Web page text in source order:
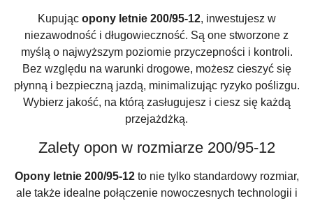
Kupując opony letnie 200/95-12, inwestujesz w
niezawodność i długowieczność. Są one stworzone z
myślą o najwyższym poziomie przyczepności i kontroli.
Bez względu na warunki drogowe, możesz cieszyć się
płynną i bezpieczną jazdą, minimalizując ryzyko poślizgu.
Wybierz jakość, na którą zasługujesz i ciesz się każdą
przejażdżką.
Zalety opon w rozmiarze 200/95-12
Opony letnie 200/95-12to nie tylko standardowy rozmiar,
ale także idealne połączenie nowoczesnych technologii i